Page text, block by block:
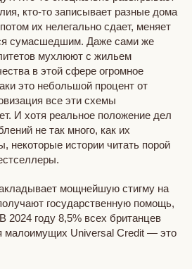
кто-то записывает разные дома
их нелегально сдает, меняет
сумасшедшим. Даже сами же
мухлюют с жильем
в этой сфере огромное
это небольшой процент от
все эти схемы
И хотя реальное положение дел
не так много, как их
некоторые истории читать порой
мощнейшую стигму на
государственную помощь,
2024 году 8,5% всех британцев
малоимущих Universal Credit — это